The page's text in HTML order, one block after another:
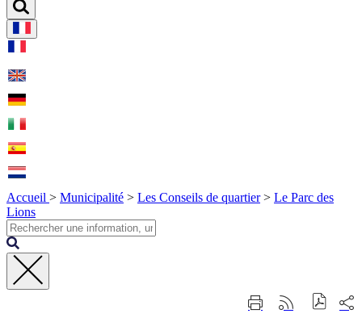
Accueil > Municipalité > Les Conseils de quartier > Le Parc des
Lions
Fermer
ImprimerGénérer
sur